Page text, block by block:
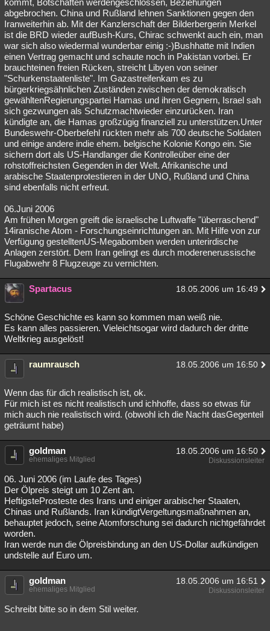
Lesenswert Schlüsselwörter
kommt, Botschaften werdengeschlossen, Beziehungen
abgebrochen. China und Rußland lehnen Sanktionen gegen den
Iranweiterhin ab. Mit der Kanzlerschaft der Bilderbergerin Merkel
ist die BRD wieder aufBush-Kurs, Chirac schwenkt auch ein, man
war sich also wiedermal wunderbar einig :-)Bushhatte mit Indien
einen Vertrag gemacht und schaute noch in Pakistan vorbei. Er
brauchteinen freien Rücken, streicht Libyen von seiner
"Schurkenstaatenliste". Im Gazastreifenkam es zu
bürgerkriegsähnlichen Zuständen zwischen der demokratisch
gewähltenRegierungspartei Hamas und ihren Gegnern, Israel sah
sich gezwungen als Schutzmachtwieder einzurücken. Iran
kündigte an, die Hamas großzügig finanziell zu unterstützen.Unter
Bundeswehr-Oberbefehl rückten mehr als 700 deutsche Soldaten
und einige andere indie ehem. belgische Kolonie Kongo ein. Sie
sichern dort als US-Handlanger die Kontrolleüber eine der
rohstoffreichsten Gegenden in der Welt. Afrikanische und
arabische Staatenprotestieren in der UNO, Rußland und China
sind ebenfalls nicht erfreut.
06.Juni 2006
Am frühen Morgen greift die israelische Luftwaffe "überraschend"
14iranische Atom - Forschungseinrichtungen an. Mit Hilfe von zur
Verfügung gestelltenUS-Megabomben werden unterirdische
Anlagen zerstört. Dem Iran gelingt es durch moderenerussische
Flugabwehr 8 Flugzeuge zu vernichten.
Spartacus 18.05.2006 um 16:49
Schöne Geschichte es kann so kommen man weiß nie.
Es kann alles passieren. Vieleichtsogar wird dadurch der dritte
Weltkrieg ausgelöst!
raumrausch 18.05.2006 um 16:50
Wenn das für dich realistisch ist, ok.
Für mich ist es nicht realistisch und ichhoffe, dass so etwas für
mich auch nie realistisch wird. (obwohl ich die Nacht dasGegenteil
geträumt habe)
goldman 18.05.2006 um 16:50
ehemaliges Mitglied Diskussionsleiter
06. Juni 2006 (im Laufe des Tages)
Der Ölpreis steigt um 10 Zent an.
HeftigsteProsteste des Irans und einiger arabischer Staaten,
Chinas und Rußlands. Iran kündigtVergeltungsmaßnahmen an,
behauptet jedoch, seine Atomforschung sei dadurch nichtgefährdet
worden.
Iran werde nun die Ölpreisbindung an den US-Dollar aufkündigen
undstelle auf Euro um.
goldman 18.05.2006 um 16:51
ehemaliges Mitglied Diskussionsleiter
Schreibt bitte so in dem Stil weiter.